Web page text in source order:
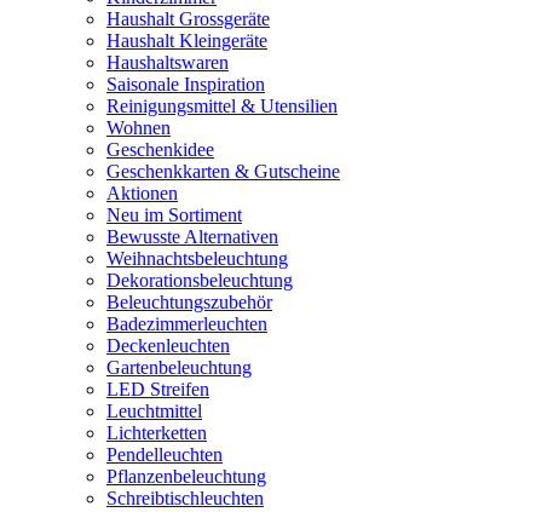
Haushalt Grossgeräte
Haushalt Kleingeräte
Haushaltswaren
Saisonale Inspiration
Reinigungsmittel & Utensilien
Wohnen
Geschenkidee
Geschenkkarten & Gutscheine
Aktionen
Neu im Sortiment
Bewusste Alternativen
Weihnachtsbeleuchtung
Dekorationsbeleuchtung
Beleuchtungszubehör
Badezimmerleuchten
Deckenleuchten
Gartenbeleuchtung
LED Streifen
Leuchtmittel
Lichterketten
Pendelleuchten
Pflanzenbeleuchtung
Schreibtischleuchten